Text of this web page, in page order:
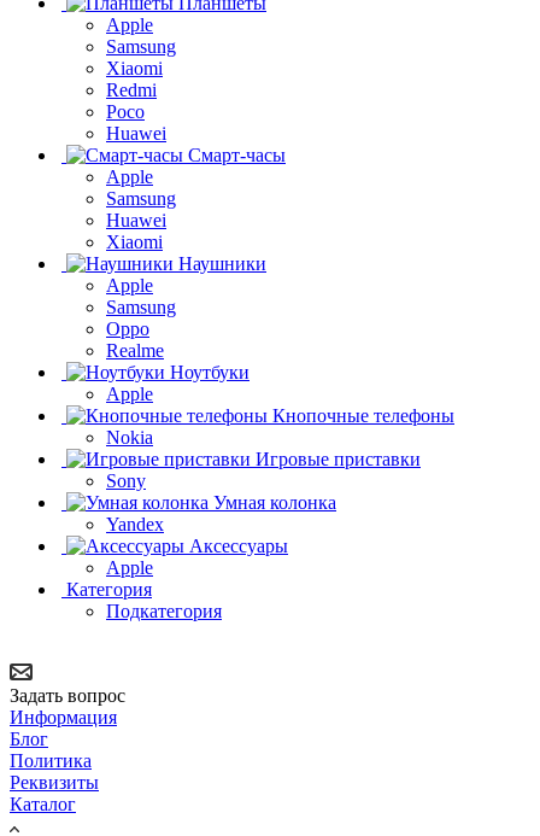
Apple
Samsung
Xiaomi
Redmi
Poco
Huawei
Смарт-часы
Apple
Samsung
Huawei
Xiaomi
Наушники
Apple
Samsung
Oppo
Realme
Ноутбуки
Apple
Кнопочные телефоны
Nokia
Игровые приставки
Sony
Умная колонка
Yandex
Аксессуары
Apple
Категория
Подкатегория
Задать вопрос
Информация
Блог
Политика
Реквизиты
Каталог